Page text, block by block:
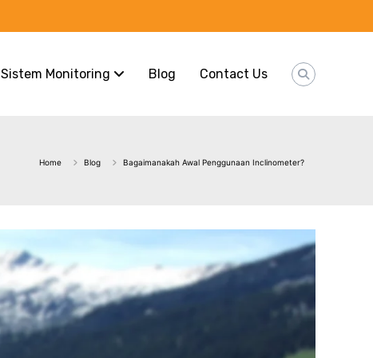
Sistem Monitoring Blog Contact Us
Home Blog Bagaimanakah Awal Penggunaan Inclinometer?